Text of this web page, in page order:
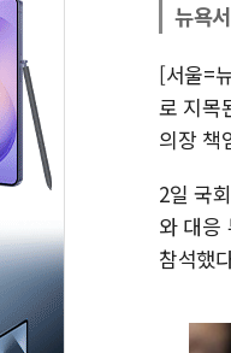
뉴욕
[서울=
로 지목
의장 책
2일 국
와 대응
참석했